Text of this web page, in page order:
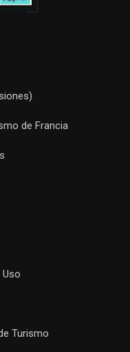
de Francia
Turismo